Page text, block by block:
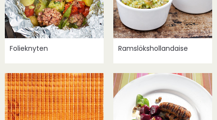
Folieknyten Ramslökshollandaise